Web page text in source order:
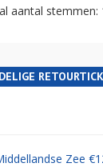
aantal stemmen:
Zee